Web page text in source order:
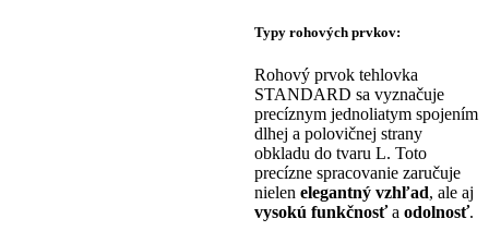
Typy rohových prvkov:
Rohový prvok tehlovka
STANDARD sa vyznačuje
precíznym jednoliatym spojením
dlhej a polovičnej strany
obkladu do tvaru L. Toto
precízne spracovanie zaručuje
nielen elegantný vzhľad, ale aj
vysokú funkčnosťa odolnosť.